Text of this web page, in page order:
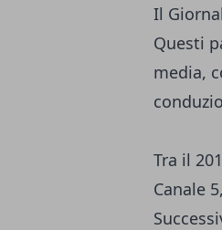
Il
Questi
media,
Tra il
Canale